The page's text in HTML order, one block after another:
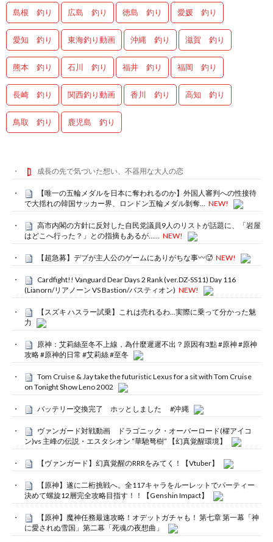
島根 釣り 広島 釣り 徳島 釣り 愛媛 釣り
愛知 釣り 東海釣り動画 沖縄 釣り 滋賀 釣り
熊本 釣り 石川 釣り 福井 釣り 福岡 釣り
長崎 釣り 関西釣り動画 香川 釣り 高知 釣り
鳥取 釣り 鹿児島 釣り
成長の先で気づいた想い、不器用な大人の恋
【唯一の五輪メダルを日本に奪われるのか】外国人審判への性接待
で大揺れの韓国サッカー界、ロンドン五輪メダル剝奪… NEW!
高市内閣の方針に反対した自民党議員9人のリストが話題に、「岩屋
はどこへ行った？」との指摘もあるが…… NEW!
【超急募】デブが主人公のゲームにありがちな事〰🥵 NEW!
Cardfight!! Vanguard Dear Days 2 Rank (ver.DZ-SS11) Day 116
(Lianorn/リアノーン VS Bastion/バスティオン) NEW!
【スズキ ハスラー試乗】これは売れるわ…実際に乗って分かった魅
力
原神：艾莉絲至冬不上線，為什麼遲遲不出？原因有3點 #原神 #原神
攻略 #原神的日常 #艾莉絲 #至冬
Tom Cruise & Jay take the futuristic Lexus for a sit with Tom Cruise
on Tonight Show Leno 2002
バッテリー交換完了 ホッとしました #沖縄
ヴァンガード対戦動画 ドラゴニック・オーバーロード(櫂アイコ
ン)vs 主峰の伝説・エスタシオン “華馳弩樹” 【幻真覚醒環境】
【ヴァンガード】幻真覚醒のRRRをみてく！【Vtuber】
【原神】遂に二桁挑戦へ。全117キャラをルーレットでパーティー
決めて螺旋12層完全攻略目指す！！【Genshin Impact】
【原神】魔神任務最速攻略！オデットガチャも！ 第七章 第一幕「神
に愛されぬ雪国」第二幕「死魂の夜想曲」